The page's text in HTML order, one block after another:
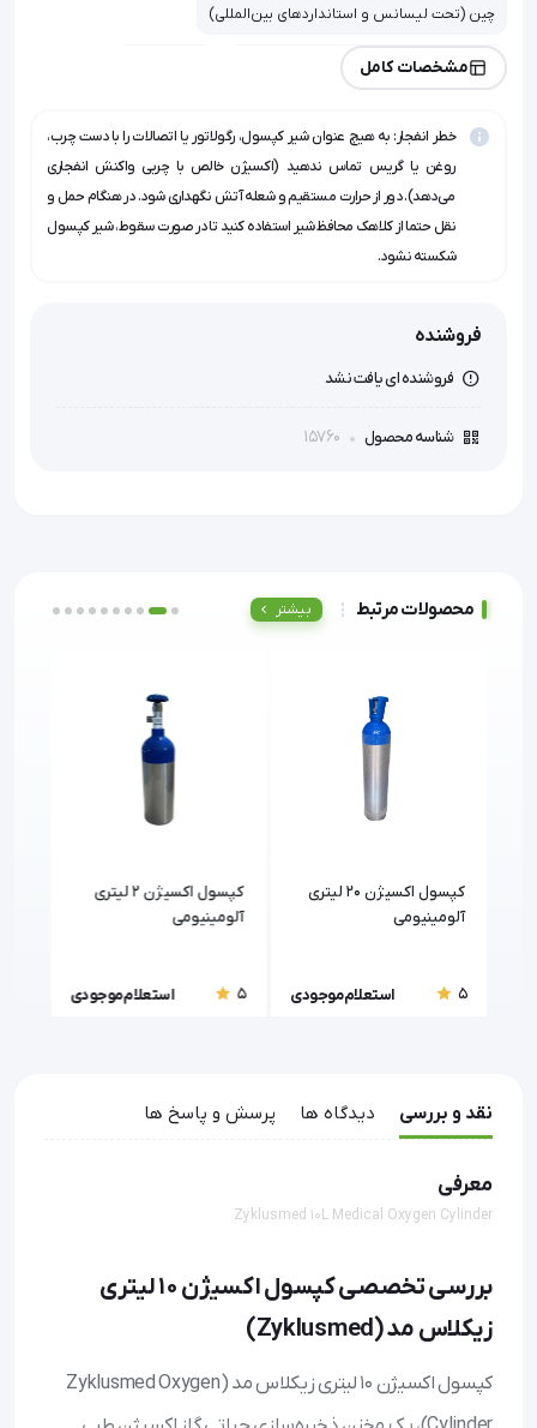
چین (تحت لیسانس و استانداردهای بین‌المللی)
جنس بدنه:
فولاد یکپارچه بدون درز (Seamless Steel)
فشار کاری: فشار تست:
250 بار (Bar)
وزن خالص:
13 الی 14 کیلوگرم
استاندارد:
ISO 9809-3
سفید (استاندارد پزشکی)
مشخصات کامل
خطر انفجار: به هیچ عنوان شیر کپسول، رگولاتور یا اتصالات را با دست چرب،
روغن یا گریس تماس ندهید (اکسیژن خالص با چربی واکنش انفجاری
می‌دهد). دور از حرارت مستقیم و شعله آتش نگهداری شود. در هنگام حمل و
نقل حتما از کلاهک محافظ شیر استفاده کنید تا در صورت سقوط، شیر کپسول
شکسته نشود.
فروشنده
فروشنده ای یافت نشد
شناسه محصول 15760
محصولات مرتبط بیشتر
کپسول اکسیژن 20 لیتری
آلومینیومی
5 استعلام موجودی
کپسول اکسیژن 2 لیتری
آلومینیومی
5 استعلام موجودی
نقد و بررسی دیدگاه ها پرسش و پاسخ ها
معرفی
Zyklusmed 10L Medical Oxygen Cylinder
بررسی تخصصی کپسول اکسیژن 10 لیتری
زیکلاس مد (Zyklusmed)
کپسول اکسیژن 10 لیتری زیکلاس مد (Zyklusmed Oxygen